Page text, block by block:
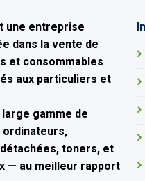
une entreprise
dans lavente de
et consommables
aux particuliers et
gamme de
toners, et
— au meilleur rapport